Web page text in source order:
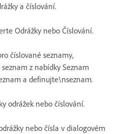
a číslování.
Odrážky nebo Číslování.
číslované seznamy,
z nabídky Seznam
a definujte\nseznam.
odrážek nebo číslování.
nebo čísla v dialogovém